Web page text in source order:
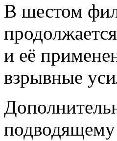
В шестом
и её
взрывные